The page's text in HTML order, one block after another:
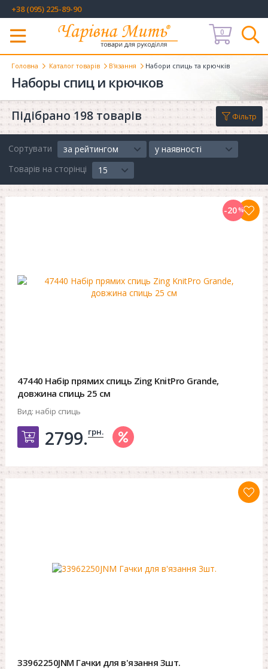
+38 (095) 225-89-90
Меню
0
Головна Каталог товарів В'язання Набори спиць та крючків
Наборы спиц и крючков
Підібрано 198 товарів
Сортувати за рейтингом
у наявності
Товарів на сторінці
15
47440 Набір прямих спиць Zing KnitPro Grande,
довжина спиць 25 см
Вид: набір спиць
Добавить в корзину
2799.грн.
-20%
33962250JNM Гачки для в'язання 3шт.
Фільтр